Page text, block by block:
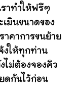
าทำให้ฟรีๆ
มินขนาดของ
าคาการขนย้าย
งให้ทุกท่าน
ไม่ต้องจองคิว
ดกันไว้ก่อน